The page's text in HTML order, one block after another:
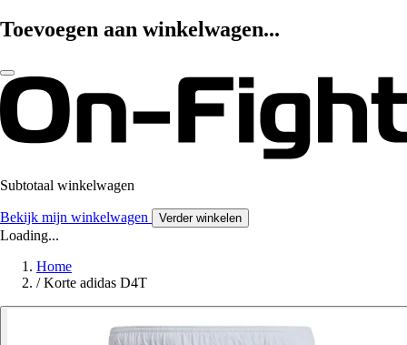
Toevoegen aan winkelwagen...
Subtotaal winkelwagen
Bekijk mijn winkelwagen Verder winkelen
Loading...
Home
/ Korte adidas D4T